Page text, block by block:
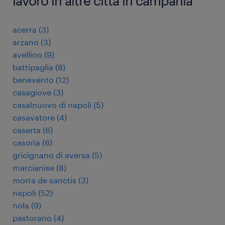
acerra (3)
arzano (3)
avellino (9)
battipaglia (8)
benevento (12)
casagiove (3)
casalnuovo di napoli (5)
casavatore (4)
caserta (6)
casoria (6)
gricignano di aversa (5)
marcianise (8)
morra de sanctis (3)
napoli (52)
nola (9)
pastorano (4)